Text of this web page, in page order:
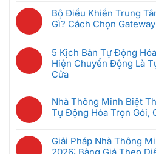
Nhà
Thông
Minh
Mua
Đầu
Tiên
Bắt
Đầu
5
Triệu)
Hệ
Thống
Chung
Cư
Thông
Minh:
Pháp
Nào
Tốt
Cho
có
bình
luận
GRMS
Là
Gì?
Thống
Quản
Lý
Khách
Sạn
Bộ Điều Khiển Trung
Gì? Cách Chọn
có
bình
luận
ở
Điều
Khiển
Tâm
Nhà
5 Kịch Bản Tự Động
Hiện Chuyển Động Là
Cửa
có
bình
luận
5
Nhà Thông Minh Biệt
Tự Động Hóa Trọn Gói,
có
bình
Giải Pháp Nhà Thông